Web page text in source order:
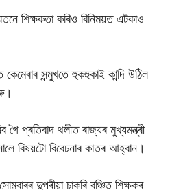
শিক্ষকতা কৰিও বিনিময়ত এটকাও
সন্মুখতে হুকহুকাই কান্দি উঠিল
গৈ প্ৰতিবাদ থলীত ৰাজ্যৰ মুখ্যমন্ত্ৰী
বিষয়টো বিবেচনাৰ কাতৰ আহ্বান।
দুপৰীয়া চাকৰি বঞ্চিত শিক্ষকৰ